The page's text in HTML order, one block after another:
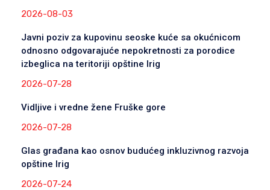
2026-08-03
Javni poziv za kupovinu seoske kuće sa okućnicom
odnosno odgovarajuće nepokretnosti za porodice
izbeglica na teritoriji opštine Irig
2026-07-28
Vidljive i vredne žene Fruške gore
2026-07-28
Glas građana kao osnov budućeg inkluzivnog razvoja
opštine Irig
2026-07-24